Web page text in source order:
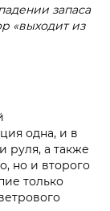
запаса
«выходит из
одна, и в
руля, а также
но и второго
только